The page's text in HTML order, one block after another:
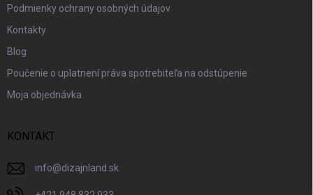
Podmienky ochrany osobných údajov
Kontakty
Blog
Poučenie o uplatnení práva spotrebiteľa na odstúpenie
Moja objednávka
KONTAKT
info@dizajnland.sk